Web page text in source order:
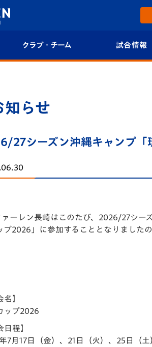
クラブ・チーム
エンブレム紹介
選手プロフィール
マスコット紹介
応援メディア
平和祈念活動
試合情報
フォトギャラリ
知らせ
27シーズン沖縄キャンプ
ーレン長崎はこのたび、2026/27シー
プ2026」に参加することとなりました
名】
ップ2026
日程】
7⽉17⽇（金）、21日（火）、25⽇（土